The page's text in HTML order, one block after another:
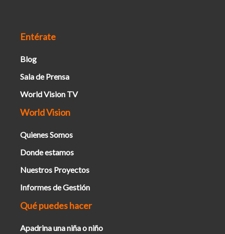
Entérate
Blog
Sala de Prensa
World Vision TV
World Vision
Quienes Somos
Donde estamos
Nuestros Proyectos
Informes de Gestión
Qué puedes hacer
Apadrina una niña o niño